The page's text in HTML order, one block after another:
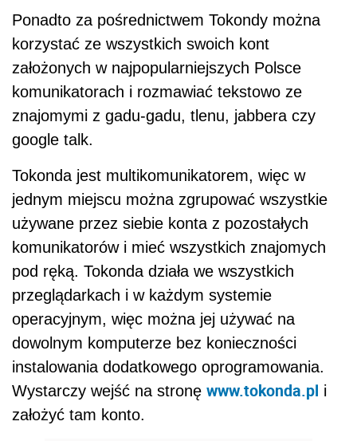
Ponadto za pośrednictwem Tokondy można
korzystać ze wszystkich swoich kont
założonych w najpopularniejszych Polsce
komunikatorach i rozmawiać tekstowo ze
znajomymi z gadu-gadu, tlenu, jabbera czy
google talk.
Tokonda jest multikomunikatorem, więc w
jednym miejscu można zgrupować wszystkie
używane przez siebie konta z pozostałych
komunikatorów i mieć wszystkich znajomych
pod ręką. Tokonda działa we wszystkich
przeglądarkach i w każdym systemie
operacyjnym, więc można jej używać na
dowolnym komputerze bez konieczności
instalowania dodatkowego oprogramowania.
Wystarczy wejść na stronę www.tokonda.pl i
założyć tam konto.